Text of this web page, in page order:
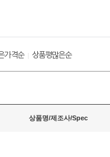
가격순| 상품평많은순
상품명/제조사/Spec